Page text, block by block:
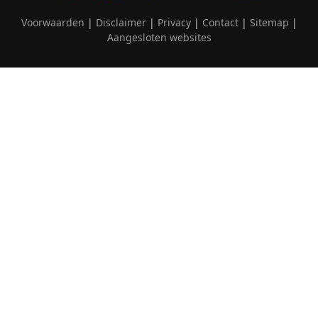
Voorwaarden | Disclaimer| Privacy| Contact| Sitemap |
Aangesloten websites